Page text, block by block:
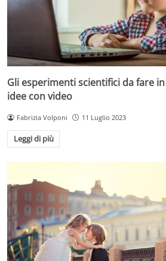
Gli esperimenti scientifici da fare
idee con video
Fabrizia Volponi 11 Luglio 2023
Leggi di più